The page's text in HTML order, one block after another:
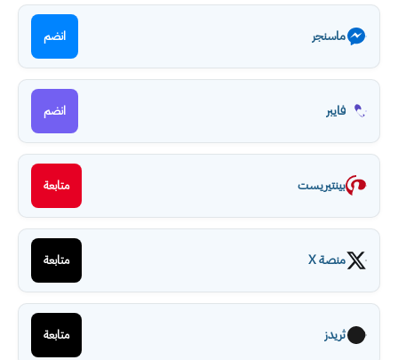
ماسنجر انضم
فايبر انضم
بينتيريست متابعة
منصة X متابعة
ثريدز متابعة